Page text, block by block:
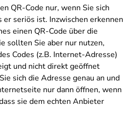
QR-Code nur, wenn Sie sich
er seriös ist. Inzwischen erkennen
einen QR-Code über die
sollten Sie aber nur nutzen,
Codes (z.B. Internet-Adresse)
und nicht direkt geöffnet
sich die Adresse genau an und
nur dann öffnen, wenn
sie dem echten Anbieter